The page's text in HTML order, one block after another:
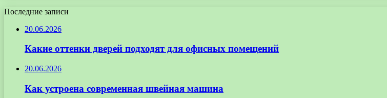
Последние записи
20.06.2026
Какие оттенки дверей подходят для офисных помещений
20.06.2026
Как устроена современная швейная машина